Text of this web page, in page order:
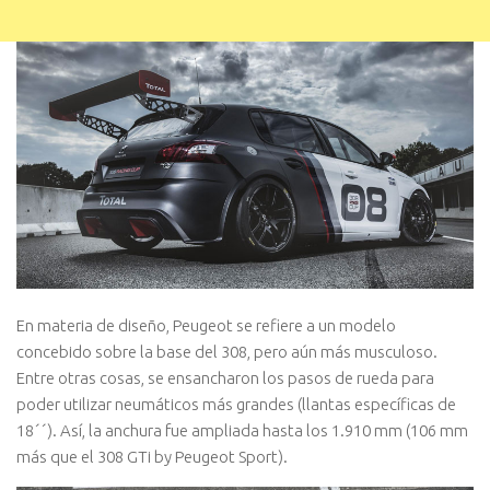
En materia de diseño, Peugeot se refiere a un modelo
concebido sobre la base del 308, pero aún más musculoso.
Entre otras cosas, se ensancharon los pasos de rueda para
poder utilizar neumáticos más grandes (llantas específicas de
18´´). Así, la anchura fue ampliada hasta los 1.910 mm (106 mm
más que el 308 GTi by Peugeot Sport).